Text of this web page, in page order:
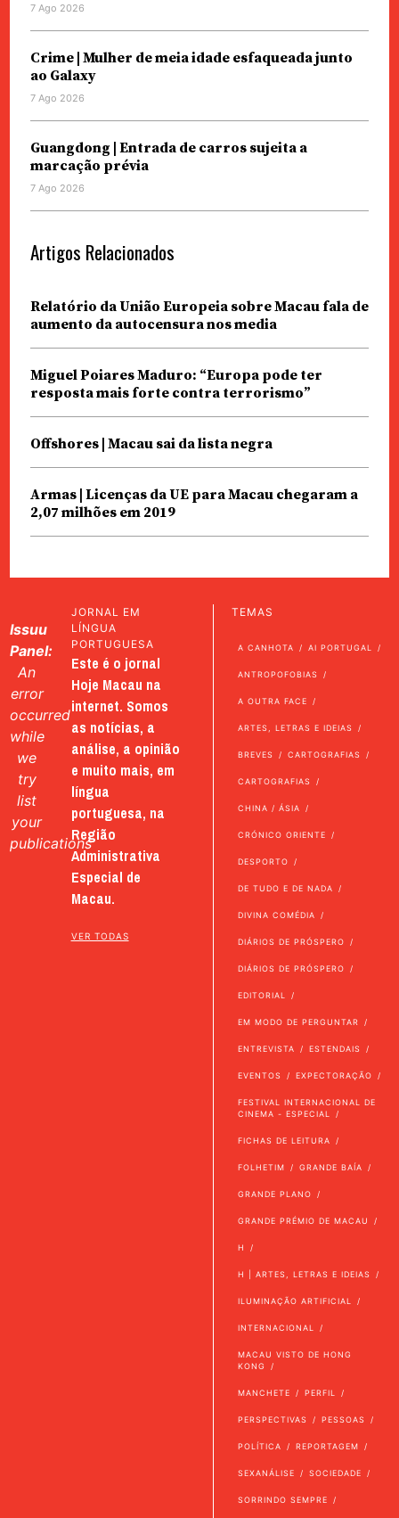
7 Ago 2026
Crime | Mulher de meia idade esfaqueada junto
ao Galaxy
7 Ago 2026
Guangdong | Entrada de carros sujeita a
marcação prévia
7 Ago 2026
Artigos Relacionados
Relatório da União Europeia sobre Macau fala de
aumento da autocensura nos media
Miguel Poiares Maduro: “Europa pode ter
resposta mais forte contra terrorismo”
Offshores | Macau sai da lista negra
Armas | Licenças da UE para Macau chegaram a
2,07 milhões em 2019
Issuu
Panel:
An
error
occurred
while
we
try
list
your
publications
JORNAL EM
LÍNGUA
PORTUGUESA
Este é o jornal
Hoje Macau na
internet. Somos
as notícias, a
análise, a opinião
e muito mais, em
língua
portuguesa, na
Região
Administrativa
Especial de
Macau.
VER TODAS
TEMAS
A CANHOTA AI PORTUGAL
ANTROPOFOBIAS
A OUTRA FACE
ARTES, LETRAS E IDEIAS
BREVES CARTOGRAFIAS
CARTOGRAFIAS
CHINA / ÁSIA
CRÓNICO ORIENTE
DESPORTO
DE TUDO E DE NADA
DIVINA COMÉDIA
DIÁRIOS DE PRÓSPERO
DIÁRIOS DE PRÓSPERO
EDITORIAL
EM MODO DE PERGUNTAR
ENTREVISTA ESTENDAIS
EVENTOS EXPECTORAÇÃO
FESTIVAL INTERNACIONAL DE
CINEMA - ESPECIAL
FICHAS DE LEITURA
FOLHETIM GRANDE BAÍA
GRANDE PLANO
GRANDE PRÉMIO DE MACAU
H
H | ARTES, LETRAS E IDEIAS
ILUMINAÇÃO ARTIFICIAL
INTERNACIONAL
MACAU VISTO DE HONG
KONG
MANCHETE PERFIL
PERSPECTIVAS PESSOAS
POLÍTICA REPORTAGEM
SEXANÁLISE SOCIEDADE
SORRINDO SEMPRE